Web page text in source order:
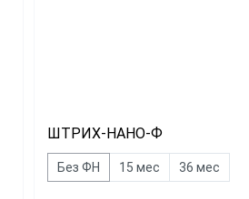
ШТРИХ-НАНО-Ф
Без ФН 15 мес 36 мес